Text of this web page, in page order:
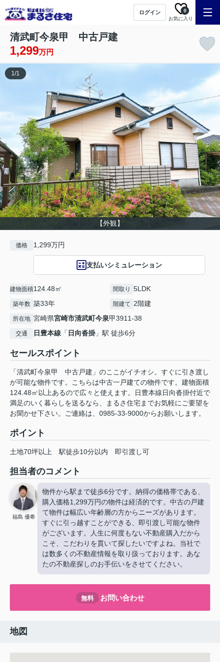
ログイン
お気に入り
0
清武町今泉甲 中古戸建
1,299万円
【外観】
1/1
価格 1,299万円
支払いシミュレーション
建物面積124.48㎡ 間取り 5LDK
築年数 築33年 階建て 2階建
所在地 宮崎県宮崎市清武町今泉甲3911-38
交通 日豊本線 「 日向沓掛」駅 徒歩6分
セールスポイント
「清武町今泉甲 中古戸建」のここがイチオシ。すぐに引き渡し
が可能な物件です。こちらは中古一戸建ての物件です。建物面積
124.48㎡以上あるので広々と使えます。日豊本線日向沓掛付近で
満足のいく暮らしを送るなら、まるさ住宅までお気軽にご要望を
お聞かせ下さい。ご連絡は、0985-33-9000からお願いします。
ポイント
土地70坪以上 駅徒歩10分以内 即引渡し可
担当者のコメント
福島 優希
物件から駅まで徒歩6分です。納得の価格帯である、
購入価格1,299万円の物件は経済的です。中古の戸建
て物件は幅広い年齢層の方からニーズがあります。
すぐに引っ越すことができる、即引渡し可能な物件
がございます。人生に何度もない不動産購入だから
こそ、こだわりを貫いて探したいですよね。当社で
は数多くの不動産情報を取り扱っております。あな
たの不動産探しのお手伝いをさせてください。
無料 お問い合わせ
地図